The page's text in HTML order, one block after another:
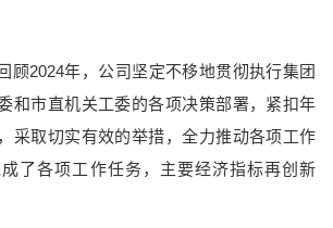
顾2024年，公司坚定不移地贯彻执行集团
和市直机关工委的各项决策部署，紧扣年
采取切实有效的举措，全力推动各项工作
了各项工作任务，主要经济指标再创新